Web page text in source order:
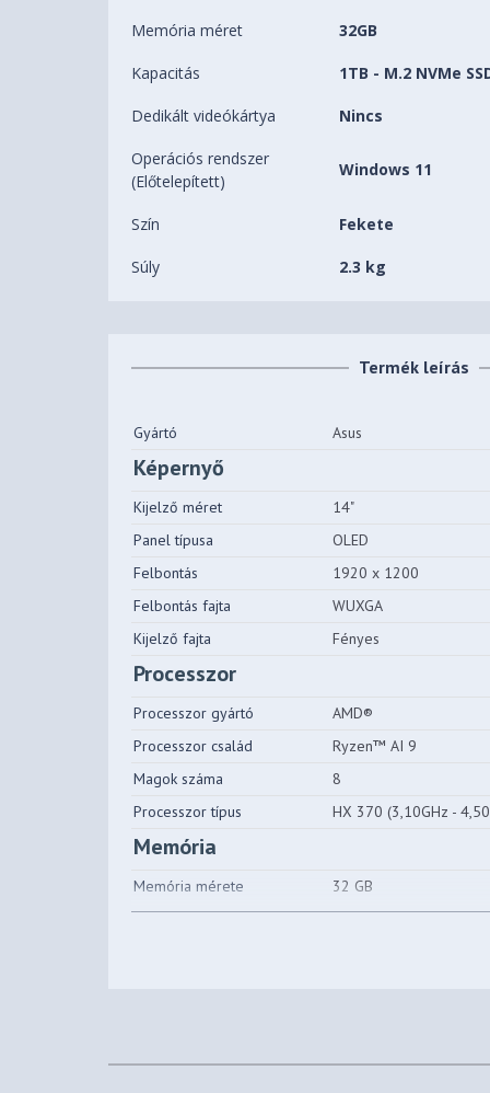
Memória méret 32GB
Kapacitás 1TB - M.2 NVMe
Dedikált videókártya Nincs
Operációs rendszer
(Előtelepített)
Windows 11
Szín Fekete
Súly 2.3 kg
Termék leírás
Gyártó Asus
Képernyő
Kijelző méret
14"
Panel típusa
OLED
Felbontás
1920 x 1200
Felbontás fajta
WUXGA
Kijelző fajta
Fényes
Processzor
Processzor gyártó
AMD®
Processzor család
Ryzen™ AI 9
Magok száma
8
Processzor típus
HX 370 (3,10GHz -
Memória
Memória mérete
32 GB
Memória típusa
DDR5
1. Háttértároló csatlakozása
M.2 PCIe G4